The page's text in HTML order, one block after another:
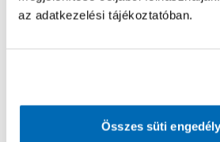
az adatkezelési tájékoztatóban.
Összes süti